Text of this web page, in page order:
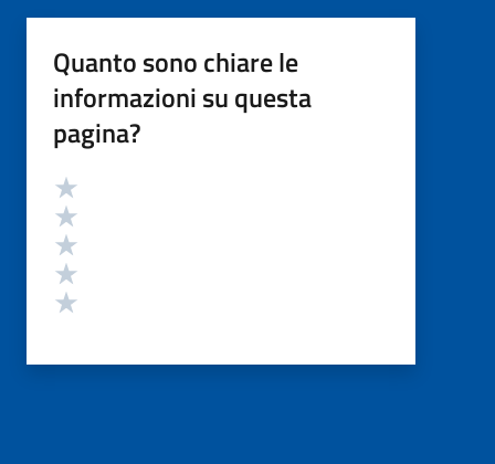
Quanto sono chiare le
informazioni su questa
pagina?
Valutazione